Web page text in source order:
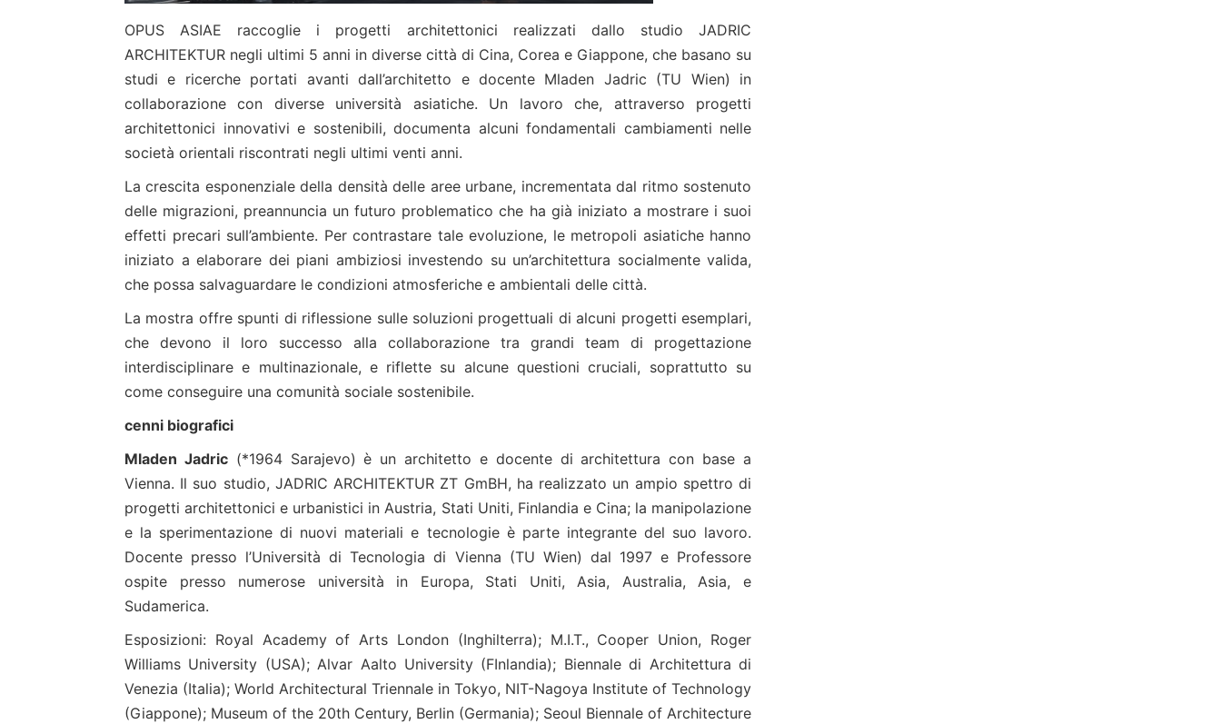
OPUS ASIAE raccoglie i progetti architettonici realizzati dallo studio JADRIC
ARCHITEKTUR negli ultimi 5 anni in diverse città di Cina, Corea e Giappone, che basano su
studi e ricerche portati avanti dall’architetto e docente Mladen Jadric (TU Wien) in
collaborazione con diverse università asiatiche. Un lavoro che, attraverso progetti
architettonici innovativi e sostenibili, documenta alcuni fondamentali cambiamenti nelle
società orientali riscontrati negli ultimi venti anni.
La crescita esponenziale della densità delle aree urbane, incrementata dal ritmo sostenuto
delle migrazioni, preannuncia un futuro problematico che ha già iniziato a mostrare i suoi
effetti precari sull’ambiente. Per contrastare tale evoluzione, le metropoli asiatiche hanno
iniziato a elaborare dei piani ambiziosi investendo su un’architettura socialmente valida,
che possa salvaguardare le condizioni atmosferiche e ambientali delle città.
La mostra offre spunti di riflessione sulle soluzioni progettuali di alcuni progetti esemplari,
che devono il loro successo alla collaborazione tra grandi team di progettazione
interdisciplinare e multinazionale, e riflette su alcune questioni cruciali, soprattutto su
come conseguire una comunità sociale sostenibile.
cenni biografici
Mladen Jadric(*1964 Sarajevo) è un architetto e docente di architettura con base a
Vienna. Il suo studio, JADRIC ARCHITEKTUR ZT GmBH, ha realizzato un ampio spettro di
progetti architettonici e urbanistici in Austria, Stati Uniti, Finlandia e Cina; la manipolazione
e la sperimentazione di nuovi materiali e tecnologie è parte integrante del suo lavoro.
Docente presso l’Università di Tecnologia di Vienna (TU Wien) dal 1997 e Professore
ospite presso numerose università in Europa, Stati Uniti, Asia, Australia, Asia, e
Sudamerica.
Esposizioni: Royal Academy of Arts London (Inghilterra); M.I.T., Cooper Union, Roger
Williams University (USA); Alvar Aalto University (FInlandia); Biennale di Architettura di
Venezia (Italia); World Architectural Triennale in Tokyo, NIT-Nagoya Institute of Technology
(Giappone); Museum of the 20th Century, Berlin (Germania); Seoul Biennale of Architecture